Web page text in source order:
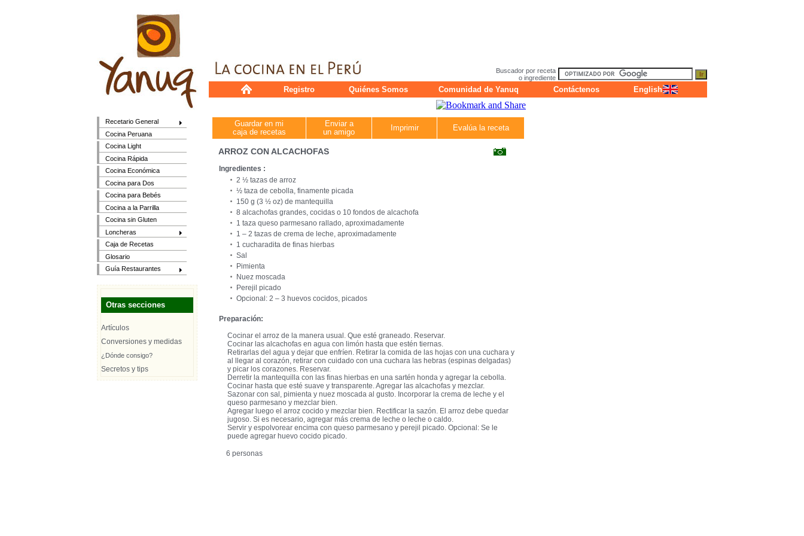
Recetario General
Cocina Peruana
Cocina Light
Cocina Rápida
Cocina Económica
Cocina para Dos
Cocina para Bebés
Cocina a la Parrilla
Cocina sin Gluten
Loncheras
Caja de Recetas
Glosario
Guía Restaurantes
Otras secciones
Artículos
Conversiones y medidas
¿Dónde consigo?
Secretos y tips
Buscador por receta
o ingrediente
Registro Quiénes Somos Comunidad de Yanuq Contáctenos English
Guardar en mi
caja de recetas
Enviar a
un amigo
Imprimir Evalúa la receta
ARROZ CON ALCACHOFAS
Ingredientes :
2 ½ tazas de arroz
½ taza de cebolla, finamente picada
150 g (3 ½ oz) de mantequilla
8 alcachofas grandes, cocidas o 10 fondos de alcachofa
1 taza queso parmesano rallado, aproximadamente
1 – 2 tazas de crema de leche, aproximadamente
1 cucharadita de finas hierbas
Sal
Pimienta
Nuez moscada
Perejil picado
Opcional: 2 – 3 huevos cocidos, picados
Preparación:
Cocinar el arroz de la manera usual. Que esté graneado. Reservar.
Cocinar las alcachofas en agua con limón hasta que estén tiernas.
Retirarlas del agua y dejar que enfríen. Retirar la comida de las hojas con una cuchara y
al llegar al corazón, retirar con cuidado con una cuchara las hebras (espinas delgadas)
y picar los corazones. Reservar.
Derretir la mantequilla con las finas hierbas en una sartén honda y agregar la cebolla.
Cocinar hasta que esté suave y transparente. Agregar las alcachofas y mezclar.
Sazonar con sal, pimienta y nuez moscada al gusto. Incorporar la crema de leche y el
queso parmesano y mezclar bien.
Agregar luego el arroz cocido y mezclar bien. Rectificar la sazón. El arroz debe quedar
jugoso. Si es necesario, agregar más crema de leche o leche o caldo.
Servir y espolvorear encima con queso parmesano y perejil picado. Opcional: Se le
puede agregar huevo cocido picado.
6 personas